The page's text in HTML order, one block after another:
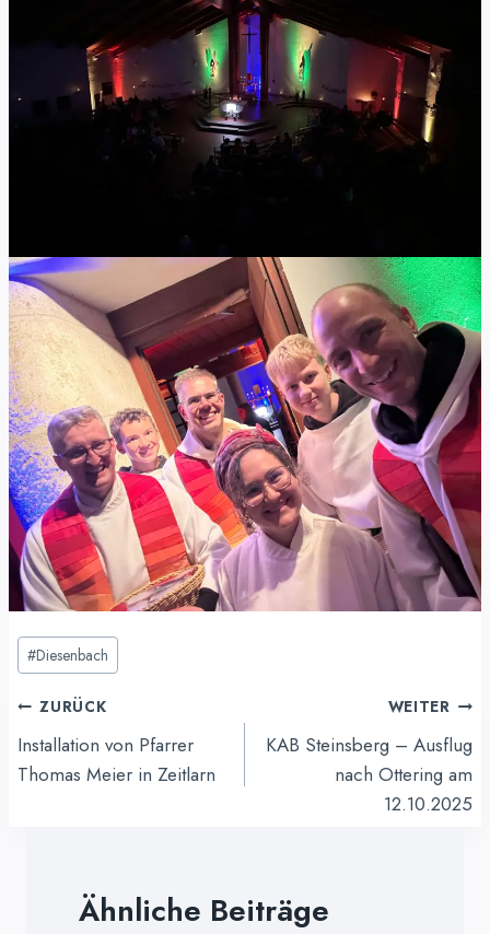
Schlagworte:
#Diesenbach
Beitragsnavigation
ZURÜCK
Installation von Pfarrer
Thomas Meier in Zeitlarn
WEITER
KAB Steinsberg – Ausflug
nach Ottering am
12.10.2025
Ähnliche Beiträge